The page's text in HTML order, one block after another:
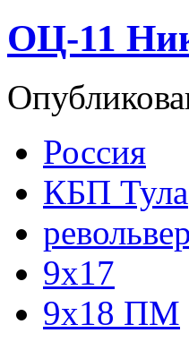
ОЦ-11
Россия
КБП Тула
револьвер
9x17
9x18 ПМ